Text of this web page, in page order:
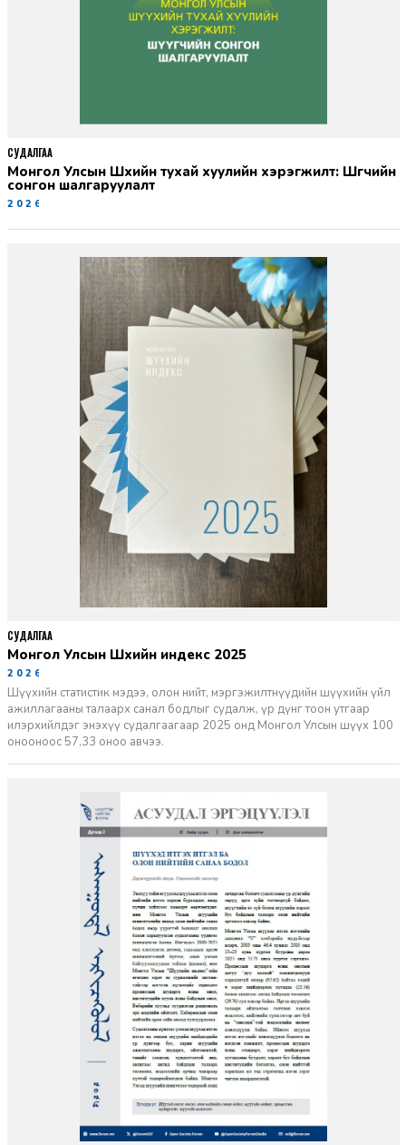
Монгол Улсын Шүүхийн тухай хуулийн хэрэгжилт: Шүүгчийн
сонгон шалгаруулалт
2026-06-19
СУДАЛГАА
Монгол Улсын Шүүхийн индекс 2025
2026-06-11
Шүүхийн статистик мэдээ, олон нийт, мэргэжилтнүүдийн шүүхийн үйл
ажиллагааны талаарх санал бодлыг судалж, үр дүнг тоон утгаар
илэрхийлдэг энэхүү судалгаагаар 2025 онд Монгол Улсын шүүх 100
онооноос 57,33 оноо авчээ.
СУДАЛГАА